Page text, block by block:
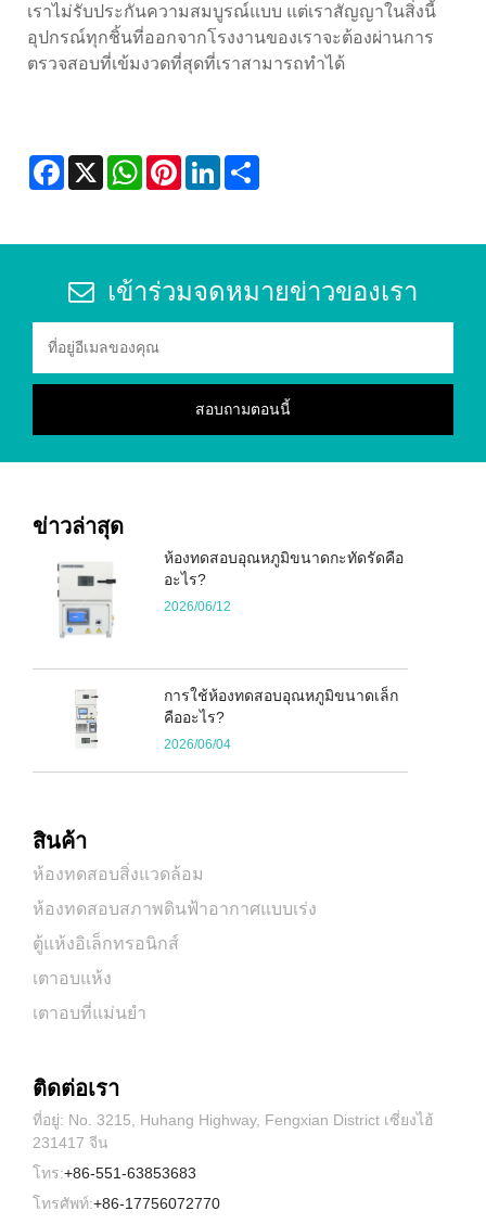
เราไม่รับประกันความสมบูรณ์แบบ แต่เราสัญญาในสิ่งนี้
อุปกรณ์ทุกชิ้นที่ออกจากโรงงานของเราจะต้องผ่านการ
ตรวจสอบที่เข้มงวดที่สุดที่เราสามารถทำได้
Facebook
X WhatsAppPinterestLinkedIn
เข้าร่วมจดหมายข่าวของเรา
ข่าวล่าสุด
ห้องทดสอบอุณหภูมิขนาดกะทัดรัดคือ
อะไร?
2026/06/12
การใช้ห้องทดสอบอุณหภูมิขนาดเล็ก
คืออะไร?
2026/06/04
สินค้า
ห้องทดสอบสิ่งแวดล้อม
ห้องทดสอบสภาพดินฟ้าอากาศแบบเร่ง
ตู้แห้งอิเล็กทรอนิกส์
เตาอบแห้ง
เตาอบที่แม่นยำ
ติดต่อเรา
ที่อยู่: No. 3215, Huhang Highway, Fengxian District เซี่ยงไฮ้
231417 จีน
โทร:+86-551-63853683
โทรศัพท์:+86-17756072770